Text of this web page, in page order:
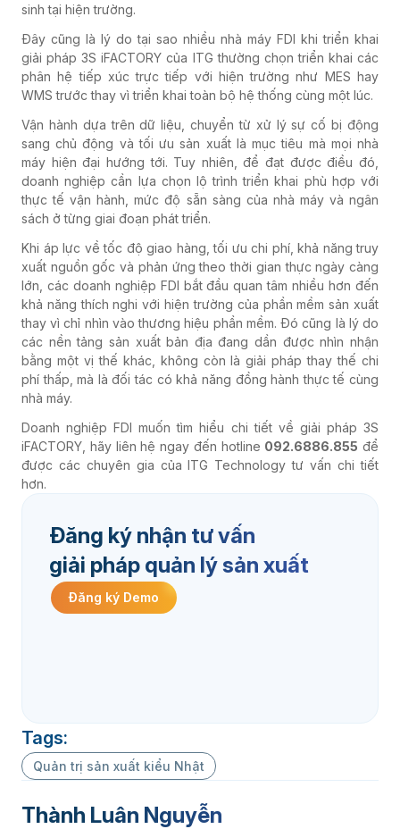
sinh tại hiện trường.
Đây cũng là lý do tại sao nhiều nhà máy FDI khi triển khai
giải pháp 3S iFACTORY của ITG thường chọn triển khai các
phân hệ tiếp xúc trực tiếp với hiện trường như MES hay
WMS trước thay vì triển khai toàn bộ hệ thống cùng một lúc.
Vận hành dựa trên dữ liệu, chuyển từ xử lý sự cố bị động
sang chủ động và tối ưu sản xuất là mục tiêu mà mọi nhà
máy hiện đại hướng tới. Tuy nhiên, để đạt được điều đó,
doanh nghiệp cần lựa chọn lộ trình triển khai phù hợp với
thực tế vận hành, mức độ sẵn sàng của nhà máy và ngân
sách ở từng giai đoạn phát triển.
Khi áp lực về tốc độ giao hàng, tối ưu chi phí, khả năng truy
xuất nguồn gốc và phản ứng theo thời gian thực ngày càng
lớn, các doanh nghiệp FDI bắt đầu quan tâm nhiều hơn đến
khả năng thích nghi với hiện trường của phần mềm sản xuất
thay vì chỉ nhìn vào thương hiệu phần mềm. Đó cũng là lý do
các nền tảng sản xuất bản địa đang dần được nhìn nhận
bằng một vị thế khác, không còn là giải pháp thay thế chi
phí thấp, mà là đối tác có khả năng đồng hành thực tế cùng
nhà máy.
Doanh nghiệp FDI muốn tìm hiểu chi tiết về giải pháp 3S
iFACTORY, hãy liên hệ ngay đến hotline 092.6886.855 để
được các chuyên gia của ITG Technology tư vấn chi tiết
hơn.
Đăng ký nhận tư vấn
giải pháp quản lý sản xuất
Đăng ký Demo
Tags:
Quản trị sản xuất kiểu Nhật
Thành Luân Nguyễn